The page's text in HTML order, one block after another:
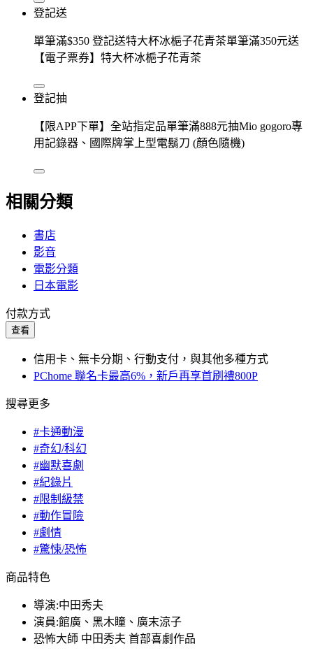
登記送
單筆滿$350 登記送特大杯冰梔子花青茶單筆滿350元送
【電子票券】特大杯冰梔子花青茶
登記抽
【限APP下單】全站指定品單筆滿888元抽Mio gogoro專
用記錄器、國際牌掌上型電鬍刀 (顏色隨機)
相關分類
書店
影音
電影分類
日本電影
付款方式
查看
信用卡、無卡分期、行動支付，與其他多種方式
PChome 聯名卡最高6%，新戶再享首刷禮800P
搜尋更多
#卡通動漫
#奇幻/科幻
#幽默喜劇
#紀錄片
#限制級禁
#動作冒險
#劇情
#驚悚/恐怖
商品特色
導演:中田秀夫
演員:館廣、黑木瞳、廣末涼子
恐怖大師 中田秀夫 首部喜劇作品